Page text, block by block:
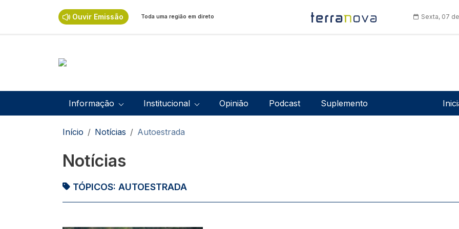
Ouvir Emissão Toda uma região em direto Sexta, 07
Navegação principal
Informação Institucional Opinião Podcast Suplemento
Navegação estrutural
Início Notícias Autoestrada
Notícias
TÓPICOS: AUTOESTRADA